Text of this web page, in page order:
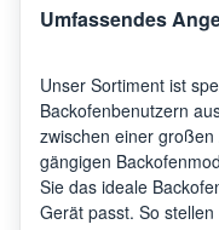
Umfassendes
Unser Sortiment ist
Backofenbenutzern
zwischen einer
gängigen
Sie das ideale
Gerät passt. So